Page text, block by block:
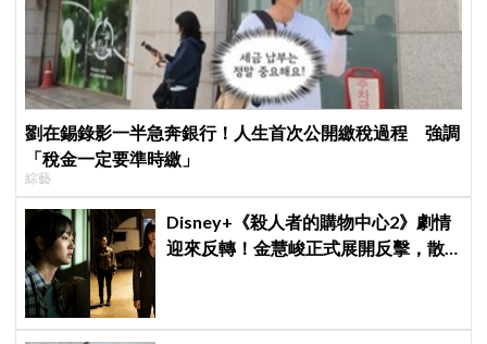
劉在錫錄影一半急奔銀行！人生首次公開繳稅過程 強調
「稅金一定要準時繳」
綜藝
Disney+《殺人者的購物中心2》劇情
迎來反轉！金慧峻正式展開反擊，散